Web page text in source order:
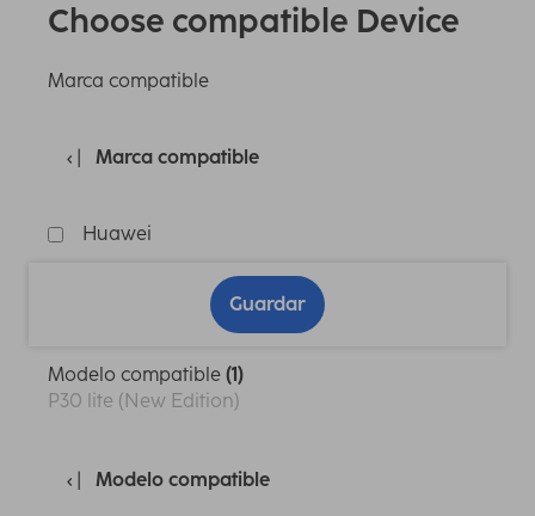
Choose compatible Device
Marca compatible
Marca compatible
Huawei
Guardar
Modelo compatible (1)
P30 lite (New Edition)
Modelo compatible